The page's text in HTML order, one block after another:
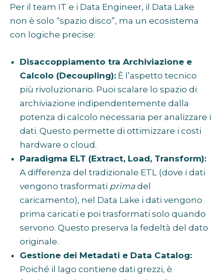
Per il team IT e i Data Engineer, il Data Lake
non è solo “spazio disco”, ma un ecosistema
con logiche precise:
Disaccoppiamento tra Archiviazione e
Calcolo (Decoupling): È l’aspetto tecnico
più rivoluzionario. Puoi scalare lo spazio di
archiviazione indipendentemente dalla
potenza di calcolo necessaria per analizzare i
dati. Questo permette di ottimizzare i costi
hardware o cloud.
Paradigma ELT (Extract, Load, Transform):
A differenza del tradizionale ETL (dove i dati
vengono trasformati prima del
caricamento), nel Data Lake i dati vengono
prima caricati e poi trasformati solo quando
servono. Questo preserva la fedeltà del dato
originale.
Gestione dei Metadati e Data Catalog:
Poiché il lago contiene dati grezzi, è